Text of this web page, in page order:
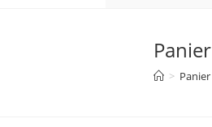
Panier
> Panier